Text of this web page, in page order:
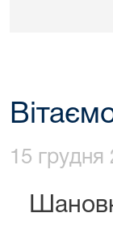
15 грудня